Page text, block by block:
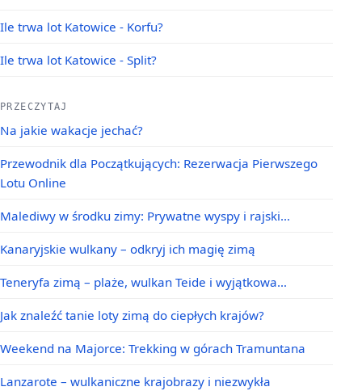
Ile trwa lot Katowice - Korfu?
Ile trwa lot Katowice - Split?
PRZECZYTAJ
Na jakie wakacje jechać?
Przewodnik dla Początkujących: Rezerwacja Pierwszego
Lotu Online
Malediwy w środku zimy: Prywatne wyspy i rajski…
Kanaryjskie wulkany – odkryj ich magię zimą
Teneryfa zimą – plaże, wulkan Teide i wyjątkowa…
Jak znaleźć tanie loty zimą do ciepłych krajów?
Weekend na Majorce: Trekking w górach Tramuntana
Lanzarote – wulkaniczne krajobrazy i niezwykła